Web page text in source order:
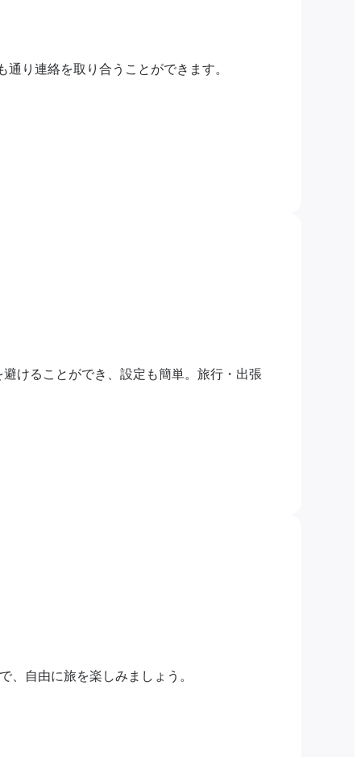
り連絡を取り合うことができます。
けることができ、設定も簡単。旅行・出張
、自由に旅を楽しみましょう。